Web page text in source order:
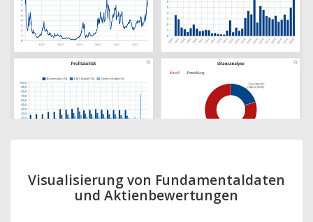
Visualisierung von Fundamentaldaten
und Aktienbewertungen